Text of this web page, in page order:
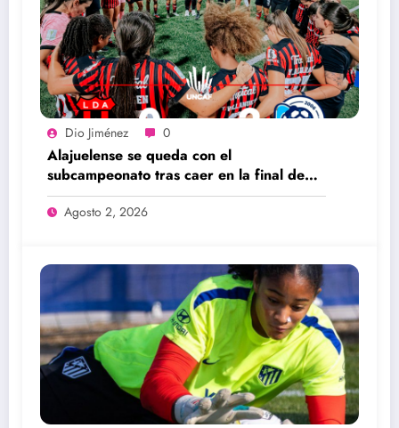
Dio Jiménez 0
Alajuelense se queda con el
subcampeonato tras caer en la final de
UNCAF ante Unifut
Agosto 2, 2026